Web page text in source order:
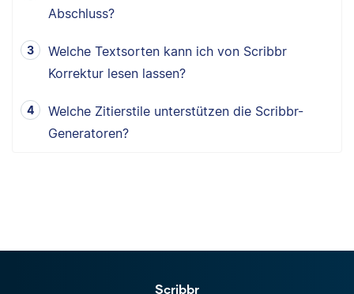
Abschluss?
Welche Textsorten kann ich von Scribbr
Korrektur lesen lassen?
Welche Zitierstile unterstützen die Scribbr-
Generatoren?
Scribbr